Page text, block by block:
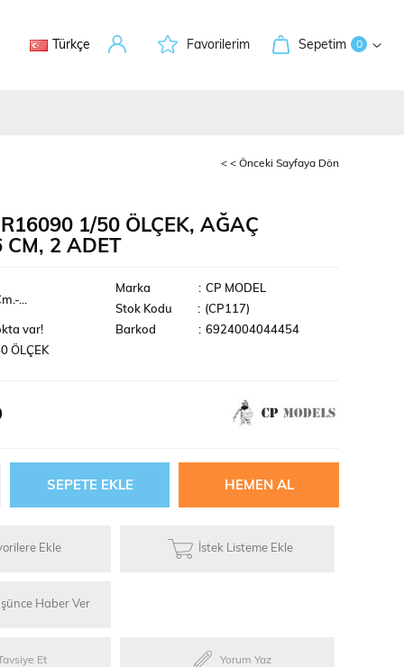
Türkçe Sepetim 0
Favorilerim
< < Önceki Sayfaya Dön
1/50 ÖLÇEK, AĞAÇ
CM, 2 ADET
...
Marka : CP MODEL
Stok Kodu
(CP117)
var! Barkod : 6924004044454
ÖLÇEK
Ekle İstek Listeme Ekle
Haber Ver
Et Yorum Yaz